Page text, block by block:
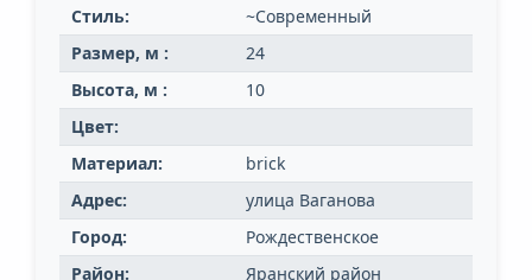
Стиль:
~Современный
Размер, м :
24
Высота, м :
10
Цвет:
Материал:
brick
Адрес:
улица Ваганова
Город:
Рождественское
Район:
Яранский район